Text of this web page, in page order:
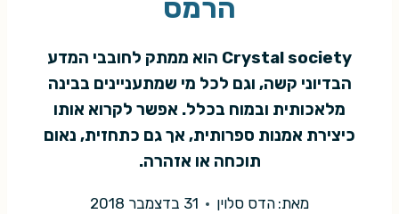
הרמס
Crystal society הוא ממתק לחובבי המדע
הבדיוני קשה, וגם לכל מי שמתעניינים בבינה
מלאכותית ובמוח בכלל. אפשר לקרוא אותו
כיצירת אמנות ספרותית, אך גם כתחזית, נאום
תוכחה או אזהרה.
מאת: הדס סלוין 31 בדצמבר 2018